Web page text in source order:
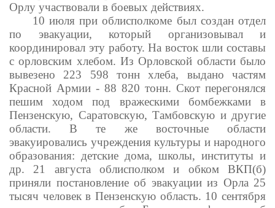
Орлу участвовали в боевых действиях.
10 июля при облисполкоме был создан отдел
по эвакуации, который организовывал и
координировал эту работу. На восток шли составы
с орловским хлебом. Из Орловской области было
вывезено 223 598 тонн хлеба, выдано частям
Красной Армии - 88 820 тонн. Скот перегонялся
пешим ходом под вражескими бомбежками в
Пензенскую, Саратовскую, Тамбовскую и другие
области. В те же восточные области
эвакуировались учреждения культуры и народного
образования: детские дома, школы, институты и
др. 21 августа облисполком и обком ВКП(б)
приняли постановление об эвакуации из Орла 25
тысяч человек в Пензенскую область. 10 сентября